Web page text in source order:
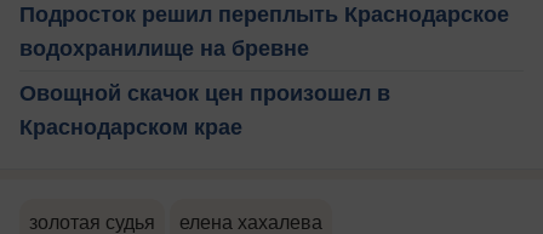
Подросток решил переплыть Краснодарское
водохранилище на бревне
Овощной скачок цен произошел в
Краснодарском крае
золотая судья елена хахалева